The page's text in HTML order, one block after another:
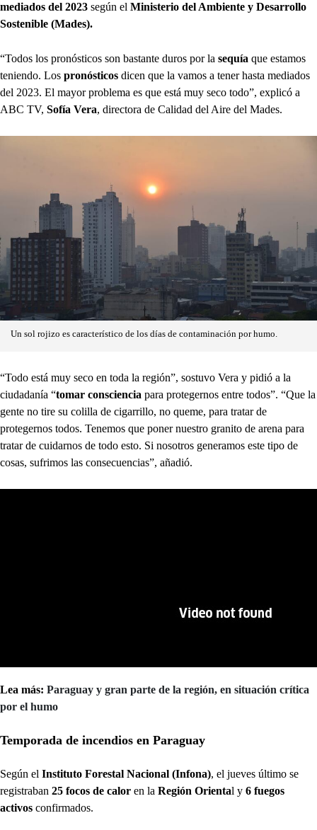
mediados del 2023 según el Ministerio del Ambiente y Desarrollo
Sostenible (Mades).
“Todos los pronósticos son bastante duros por la sequía que estamos
teniendo. Los pronósticos dicen que la vamos a tener hasta mediados
del 2023. El mayor problema es que está muy seco todo”, explicó a
ABC TV, Sofía Vera, directora de Calidad del Aire del Mades.
Un sol rojizo es característico de los días de contaminación por humo.
“Todo está muy seco en toda la región”, sostuvo Vera y pidió a la
ciudadanía “tomar consciencia para protegernos entre todos”. “Que la
gente no tire su colilla de cigarrillo, no queme, para tratar de
protegernos todos. Tenemos que poner nuestro granito de arena para
tratar de cuidarnos de todo esto. Si nosotros generamos este tipo de
cosas, sufrimos las consecuencias”, añadió.
Lea más: Paraguay y gran parte de la región, en situación crítica
por el humo
Temporada de incendios en Paraguay
Según el Instituto Forestal Nacional (Infona), el jueves último se
registraban 25 focos de calor en la Región Oriental y 6 fuegos
activos confirmados.